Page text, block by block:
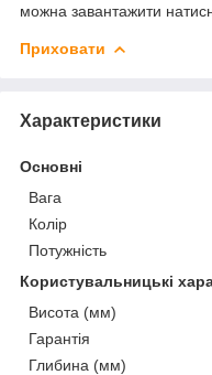
можна завантажити
Приховати
Характеристики
Основні
Вага
Колір
Потужність
Користувальницькі
Висота (мм)
Гарантія
Глибина (мм)